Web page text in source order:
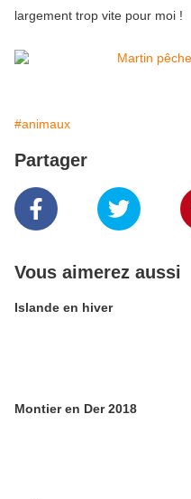
largement trop vite pour moi !
#animaux
Partager
Vous aimerez aussi
Islande en hiver
Montier en Der 2018